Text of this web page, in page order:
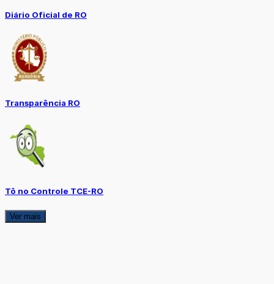
Diário Oficial de RO
Transparência RO
Tô no Controle TCE-RO
Ver mais